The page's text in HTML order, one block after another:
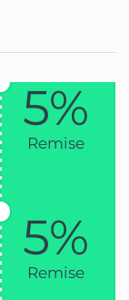
5%
Remise
5%
Remise